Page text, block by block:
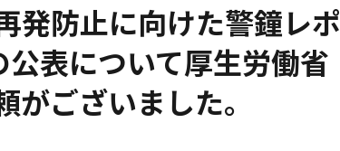
発防止に向けた警鐘レポ
表について厚生労働省
がございました。